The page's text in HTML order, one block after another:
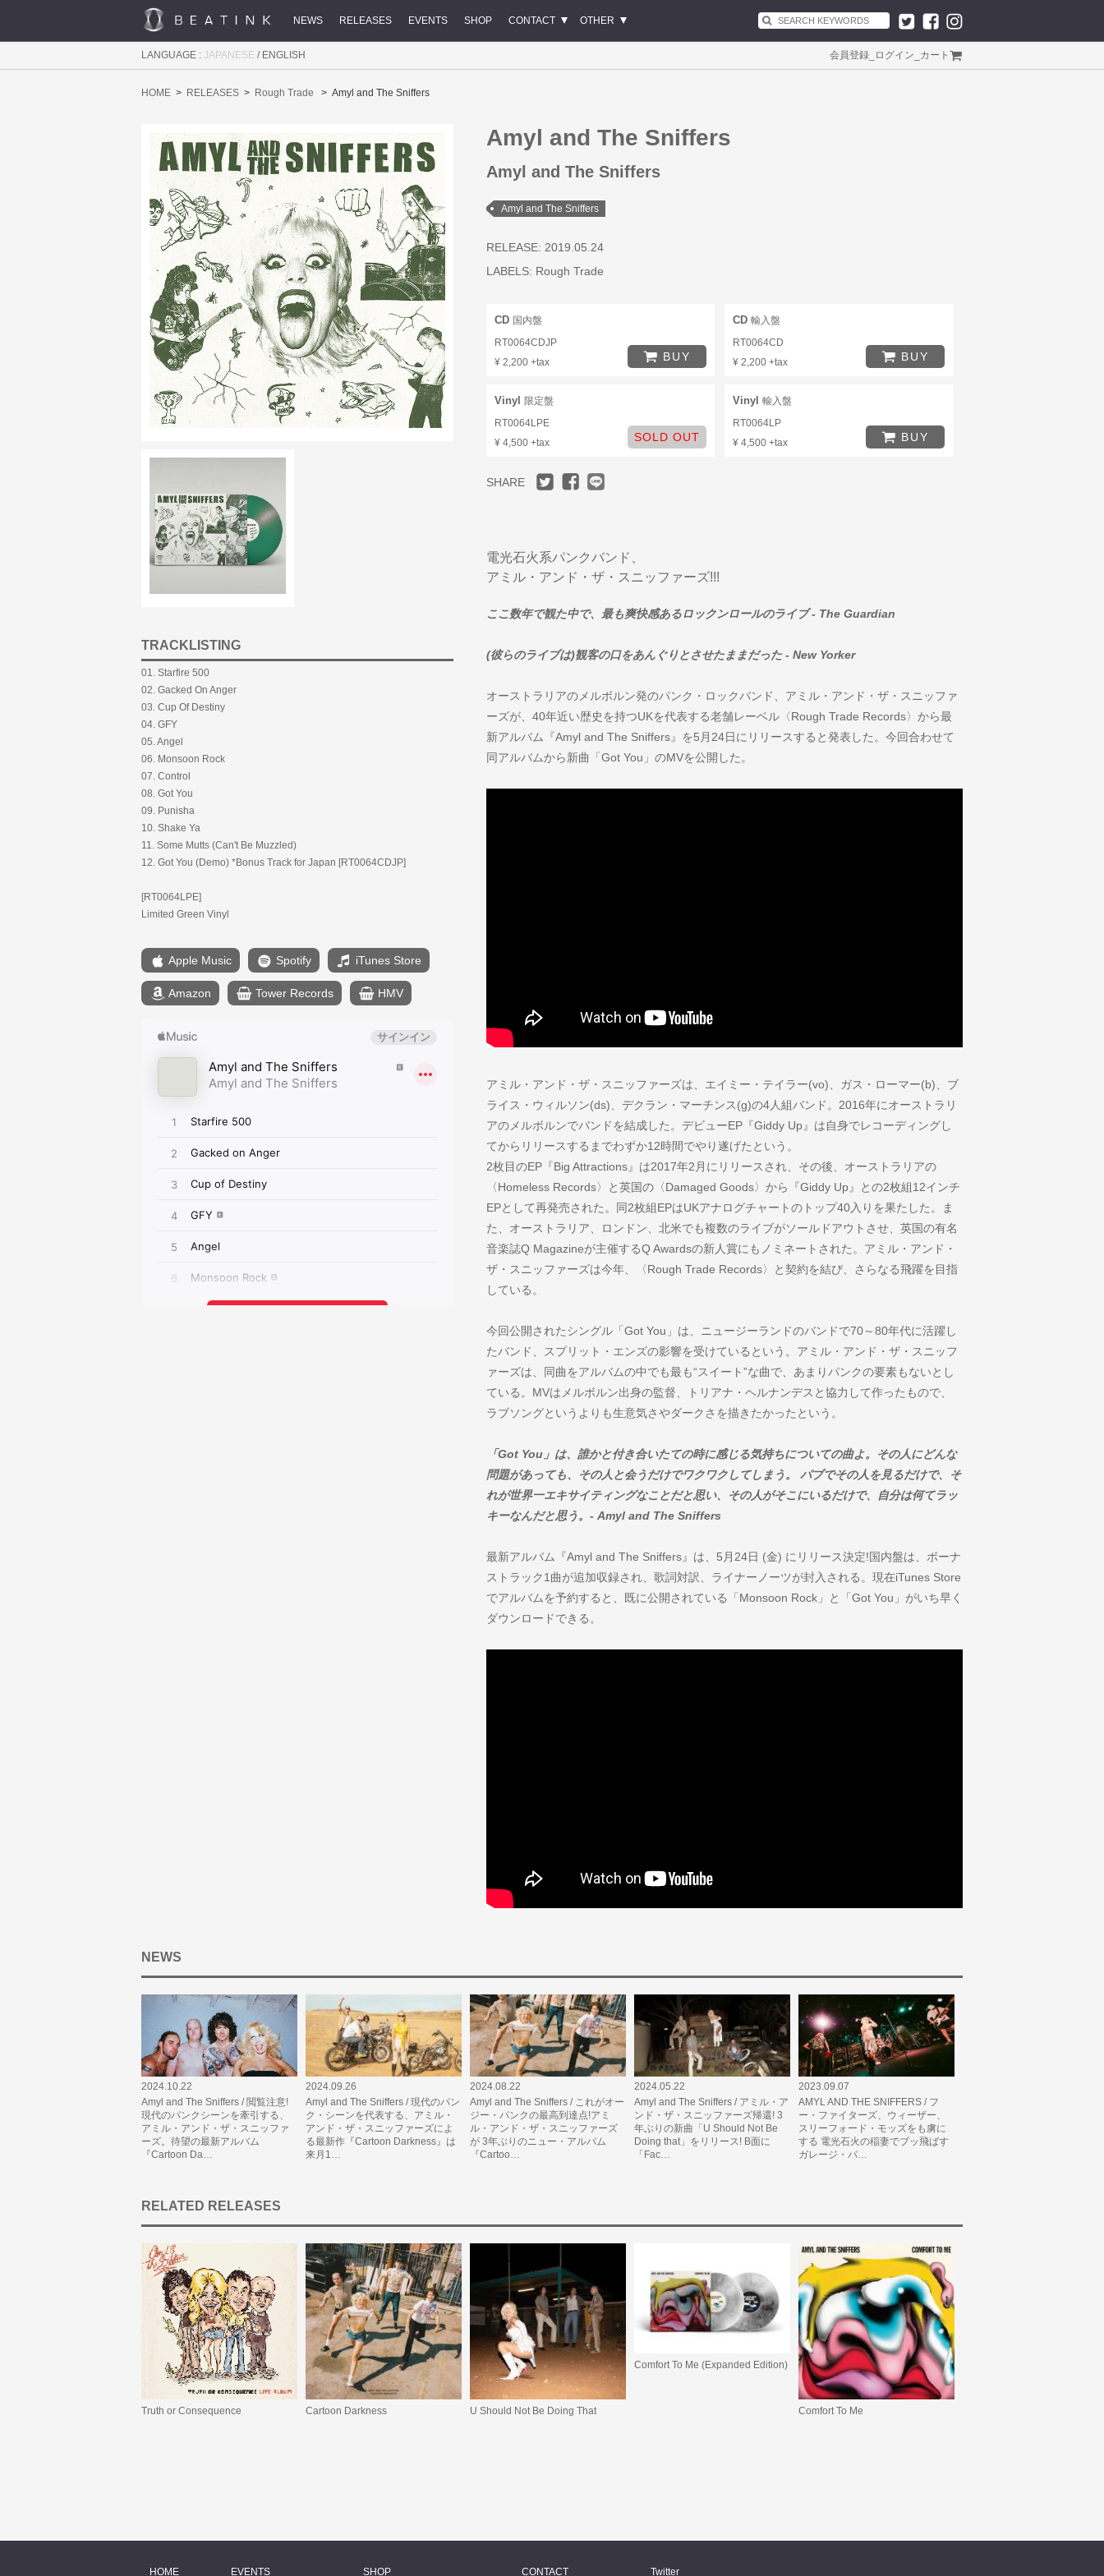
NEWS RELEASES EVENTS SHOP CONTACT OTHER
LANGUAGE : JAPANESE / ENGLISH 会員登録 ログイン カート
HOME RELEASES Rough Trade Amyl and The Sniffers
Amyl and The Sniffers
Amyl and The Sniffers
Amyl and The Sniffers
RELEASE: 2019.05.24
LABELS: Rough Trade
CD 国内盤
RT0064CDJP
¥ 2,200 +tax
BUY
CD 輸入盤
RT0064CD
¥ 2,200 +tax
BUY
Vinyl 限定盤
RT0064LPE
¥ 4,500 +tax
SOLD OUT
Vinyl 輸入盤
RT0064LP
¥ 4,500 +tax
BUY
SHARE
電光石火系パンクバンド、
アミル・アンド・ザ・スニッファーズ!!!
ここ数年で観た中で、最も爽快感あるロックンロールのライブ - The Guardian
(彼らのライブは)観客の口をあんぐりとさせたままだった - New Yorker
オーストラリアのメルボルン発のパンク・ロックバンド、アミル・アンド・ザ・スニッファ
ーズが、40年近い歴史を持つUKを代表する老舗レーベル〈Rough Trade Records〉から最
新アルバム『Amyl and The Sniffers』を5月24日にリリースすると発表した。今回合わせて
同アルバムから新曲「Got You」のMVを公開した。
アミル・アンド・ザ・スニッファーズは、エイミー・テイラー(vo)、ガス・ローマー(b)、ブ
ライス・ウィルソン(ds)、デクラン・マーチンス(g)の4人組バンド。2016年にオーストラリ
アのメルボルンでバンドを結成した。デビューEP『Giddy Up』は自身でレコーディングし
てからリリースするまでわずか12時間でやり遂げたという。
2枚目のEP『Big Attractions』は2017年2月にリリースされ、その後、オーストラリアの
〈Homeless Records〉と英国の〈Damaged Goods〉から『Giddy Up』との2枚組12インチ
EPとして再発売された。同2枚組EPはUKアナログチャートのトップ40入りを果たした。ま
た、オーストラリア、ロンドン、北米でも複数のライブがソールドアウトさせ、英国の有名
音楽誌Q Magazineが主催するQ Awardsの新人賞にもノミネートされた。アミル・アンド・
ザ・スニッファーズは今年、〈Rough Trade Records〉と契約を結び、さらなる飛躍を目指
している。
今回公開されたシングル「Got You」は、ニュージーランドのバンドで70～80年代に活躍し
たバンド、スプリット・エンズの影響を受けているという。アミル・アンド・ザ・スニッフ
ァーズは、同曲をアルバムの中でも最も“スイート”な曲で、あまりパンクの要素もないとし
ている。MVはメルボルン出身の監督、トリアナ・ヘルナンデスと協力して作ったもので、
ラブソングというよりも生意気さやダークさを描きたかったという。
「Got You」は、誰かと付き合いたての時に感じる気持ちについての曲よ。その人にどんな
問題があっても、その人と会うだけでワクワクしてしまう。 パブでその人を見るだけで、そ
れが世界一エキサイティングなことだと思い、その人がそこにいるだけで、自分は何てラッ
キーなんだと思う。- Amyl and The Sniffers
最新アルバム『Amyl and The Sniffers』は、5月24日 (金) にリリース決定!国内盤は、ボーナ
ストラック1曲が追加収録され、歌詞対訳、ライナーノーツが封入される。現在iTunes Store
でアルバムを予約すると、既に公開されている「Monsoon Rock」と「Got You」がいち早く
ダウンロードできる。
TRACKLISTING
01. Starfire 500
02. Gacked On Anger
03. Cup Of Destiny
04. GFY
05. Angel
06. Monsoon Rock
07. Control
08. Got You
09. Punisha
10. Shake Ya
11. Some Mutts (Can't Be Muzzled)
12. Got You (Demo) *Bonus Track for Japan [RT0064CDJP]
[RT0064LPE]
Limited Green Vinyl
Apple Music Spotify iTunes Store
Amazon Tower Records HMV
NEWS
2024.10.22
Amyl and The Sniffers / 閲覧注意!
現代のパンクシーンを牽引する、
アミル・アンド・ザ・スニッファ
ーズ。待望の最新アルバム
『Cartoon Da…
2024.09.26
Amyl and The Sniffers / 現代のパン
ク・シーンを代表する、アミル・
アンド・ザ・スニッファーズによ
る最新作『Cartoon Darkness』は
来月1…
2024.08.22
Amyl and The Sniffers / これがオー
ジー・パンクの最高到達点!アミ
ル・アンド・ザ・スニッファーズ
が 3年ぶりのニュー・アルバム
『Cartoo…
2024.05.22
Amyl and The Sniffers / アミル・ア
ンド・ザ・スニッファーズ帰還! 3
年ぶりの新曲「U Should Not Be
Doing that」をリリース! B面に
「Fac…
2023.09.07
AMYL AND THE SNIFFERS / フ
ー・ファイターズ、ウィーザー、
スリーフォード・モッズをも虜に
する 電光石火の稲妻でブッ飛ばす
ガレージ・パ…
RELATED RELEASES
Truth or Consequence Cartoon Darkness U Should Not Be Doing That
Comfort To Me (Expanded Edition)
Comfort To Me
HOME EVENTS SHOP CONTACT Twitter